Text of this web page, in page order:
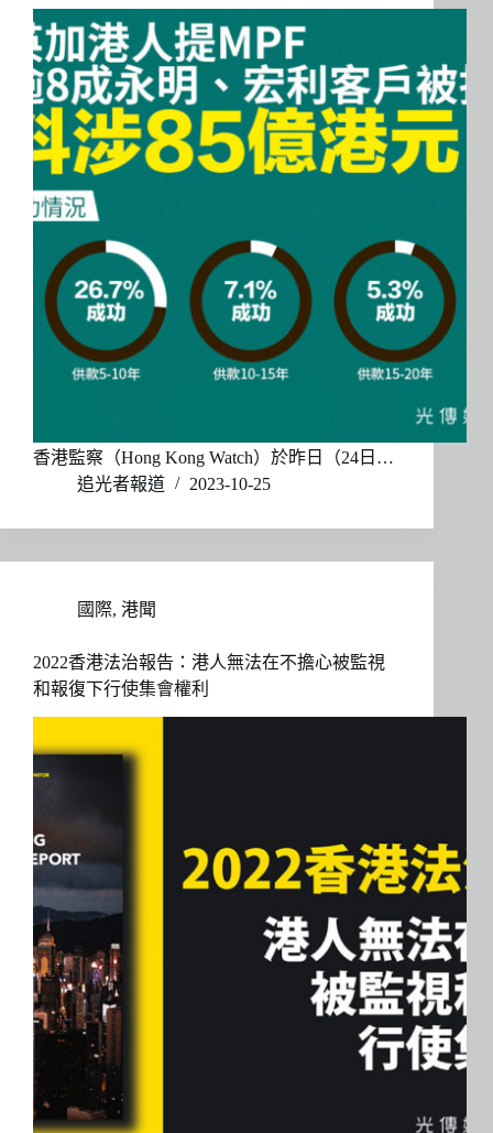
香港監察（Hong Kong Watch）於昨日（24日…
追光者報道
2023-10-25
國際, 港聞
2022香港法治報告：港人無法在不擔心被監視
和報復下行使集會權利